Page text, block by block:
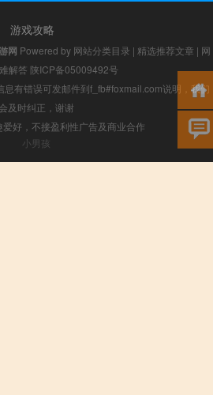
游戏攻略
网 Powered by 网站分类目录 | 精选推荐文章 | 网
解答 陕ICP备05009492号
有错误可发邮件到f_fb#foxmail.com说明，我们
会及时纠正，谢谢
好，不接盈利性广告及商业合作
小男孩